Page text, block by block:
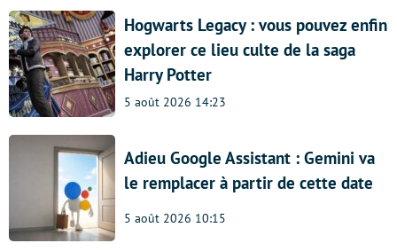
Hogwarts Legacy : vous pouvez enfin
explorer ce lieu culte de la saga
Harry Potter
5 août 2026 14:23
Adieu Google Assistant : Gemini va
le remplacer à partir de cette date
5 août 2026 10:15